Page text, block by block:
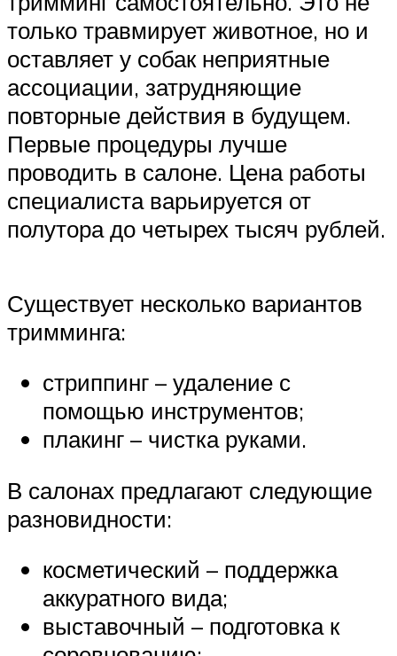
только травмирует животное, но и
оставляет у собак неприятные
ассоциации, затрудняющие
повторные действия в будущем.
Первые процедуры лучше
проводить в салоне. Цена работы
специалиста варьируется от
полутора до четырех тысяч рублей.
Существует несколько вариантов
тримминга:
стриппинг – удаление с
помощью инструментов;
плакинг – чистка руками.
В салонах предлагают следующие
разновидности:
косметический – поддержка
аккуратного вида;
выставочный – подготовка к